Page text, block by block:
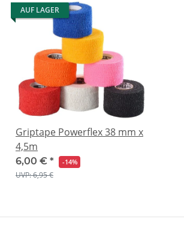
AUF LAGER
Griptape Powerflex 38 mm x
4,5m
6,00 € * -14%
UVP: 6,95 €